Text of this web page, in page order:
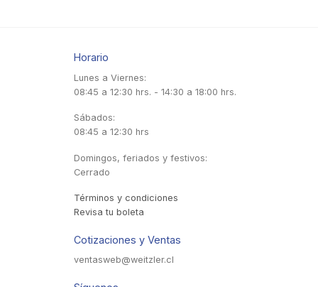
Horario
Lunes a Viernes:
08:45 a 12:30 hrs. - 14:30 a 18:00 hrs.
Sábados:
08:45 a 12:30 hrs
Domingos, feriados y festivos:
Cerrado
Términos y condiciones
Revisa tu boleta
Cotizaciones y Ventas
ventasweb@weitzler.cl